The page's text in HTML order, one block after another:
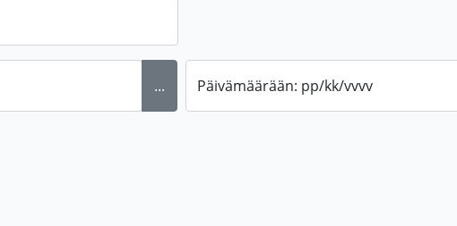
... Päivämäärään: pp/kk/vvvv